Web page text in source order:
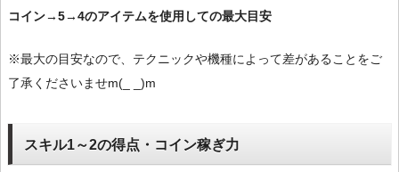
コイン→5→4のアイテムを使用しての最大目安
※最大の目安なので、テクニックや機種によって差があることをご
了承くださいませm(_ _)m
スキル1～2の得点・コイン稼ぎ力